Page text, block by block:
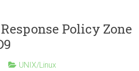
Policy Zone
UNIX/Linux